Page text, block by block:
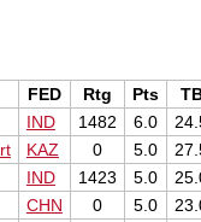
FED Rtg Pts
IND 1482 6.0
KAZ 0 5.0
IND 1423 5.0
CHN 0 5.0